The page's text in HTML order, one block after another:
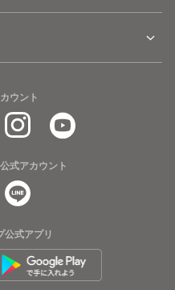
ウント
式アカウント
公式アプリ